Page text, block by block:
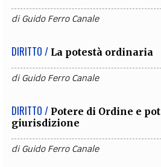
diGuido Ferro Canale
DIRITTO / La potestà ordinaria
diGuido Ferro Canale
DIRITTO / Potere di Ordine e
giurisdizione
diGuido Ferro Canale